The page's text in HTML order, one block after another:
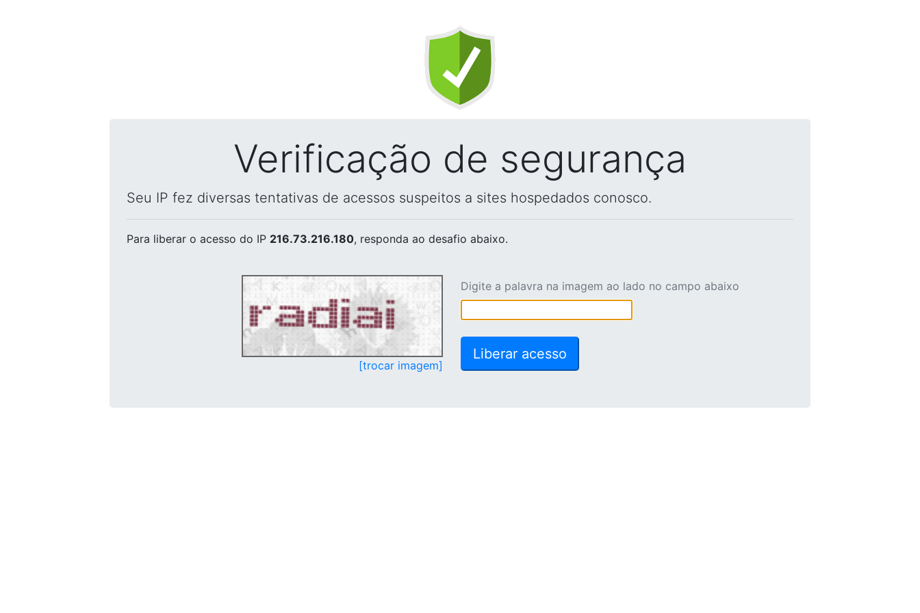
Verificação de segurança
Seu IP fez diversas tentativas de acessos suspeitos a sites hospedados conosco.
Para liberar o acesso do IP 216.73.216.180, responda ao desafio abaixo.
[trocar imagem]
Digite a palavra na imagem ao lado no campo abaixo